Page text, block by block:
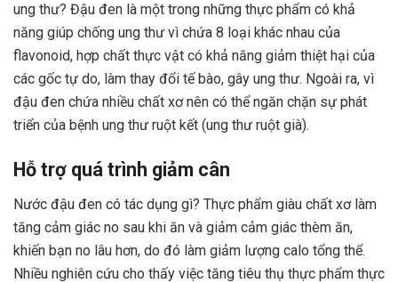
ung thư? Đậu đen là một trong những thực phẩm có khả
năng giúp chống ung thư vì chứa 8 loại khác nhau của
flavonoid, hợp chất thực vật có khả năng giảm thiệt hại của
các gốc tự do, làm thay đổi tế bào, gây ung thư. Ngoài ra, vì
đậu đen chứa nhiều chất xơ nên có thể ngăn chặn sự phát
triển của bệnh ung thư ruột kết (ung thư ruột già).
Hỗ trợ quá trình giảm cân
Nước đậu đen có tác dụng gì? Thực phẩm giàu chất xơ làm
tăng cảm giác no sau khi ăn và giảm cảm giác thèm ăn,
khiến bạn no lâu hơn, do đó làm giảm lượng calo tổng thể.
Nhiều nghiên cứu cho thấy việc tăng tiêu thụ thực phẩm thực